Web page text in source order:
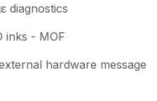
- MOF
hardware message